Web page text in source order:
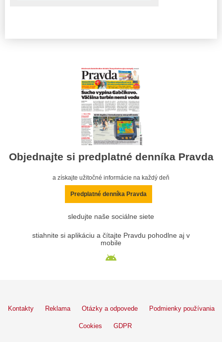
Objednajte si predplatné denníka Pravda
a získajte užitočné informácie na každý deň
Predplatné denníka Pravda
sledujte naše sociálne siete
stiahnite si aplikáciu a čítajte Pravdu pohodlne aj v
mobile
Kontakty Reklama Otázky a odpovede Podmienky používania
Cookies GDPR